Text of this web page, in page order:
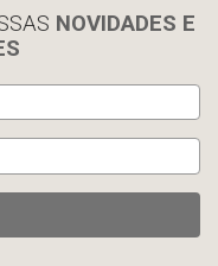
NOVIDADES E